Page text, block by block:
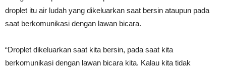
droplet itu air ludah yang dikeluarkan saat bersin ataupun pada
saat berkomunikasi dengan lawan bicara.
“Droplet dikeluarkan saat kita bersin, pada saat kita
berkomunikasi dengan lawan bicara kita. Kalau kita tidak